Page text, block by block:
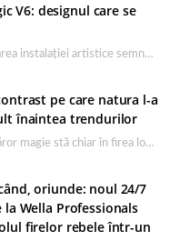
V6: designul care se
După prezentarea instalației artistice semnată de Catrinel Săbăciag în cadrul evenimentului de lansare HONOR Magic…
pe care natura l-a
înaintea trendurilor
Sunt locuri a căror magie stă chiar în firea lor naturală, iar Lacul Ursu din…
oriunde: noul 24/7
la Wella Professionals
firelor rebele într-un